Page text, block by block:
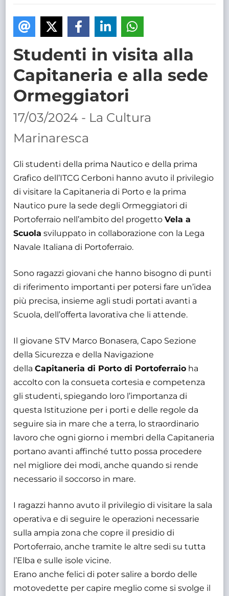
Studenti in visita alla
Capitaneria e alla sede
Ormeggiatori
17/03/2024 - La Cultura
Marinaresca
Gli studenti della prima Nautico e della prima
Grafico dell’ITCG Cerboni hanno avuto il privilegio
di visitare la Capitaneria di Porto e la prima
Nautico pure la sede degli Ormeggiatori di
Portoferraio nell’ambito del progettoVela a
Scuola sviluppato in collaborazione con la Lega
Navale Italiana di Portoferraio.
Sono ragazzi giovani che hanno bisogno di punti
di riferimento importanti per potersi fare un’idea
più precisa, insieme agli studi portati avanti a
Scuola, dell’offerta lavorativa che li attende.
Il giovane STV Marco Bonasera, Capo Sezione
della Sicurezza e della Navigazione
dellaCapitaneria di Porto di Portoferraio ha
accolto con la consueta cortesia e competenza
gli studenti, spiegando loro l’importanza di
questa Istituzione per i porti e delle regole da
seguire sia in mare che a terra, lo straordinario
lavoro che ogni giorno i membri della Capitaneria
portano avanti affinché tutto possa procedere
nel migliore dei modi, anche quando si rende
necessario il soccorso in mare.
I ragazzi hanno avuto il privilegio di visitare la sala
operativa e di seguire le operazioni necessarie
sulla ampia zona che copre il presidio di
Portoferraio, anche tramite le altre sedi su tutta
l’Elba e sulle isole vicine.
Erano anche felici di poter salire a bordo delle
motovedette per capire meglio come si svolge il